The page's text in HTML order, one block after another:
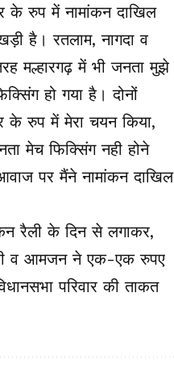
के रुप में नामांकन दाखिल
है। रतलाम, नागदा व
मल्हारगढ़ में भी जनता मुझे
हो गया है। दोनों
के रुप में मेरा चयन किया,
मेच फिक्सिंग नही होने
आवाज पर मैंने नामांकन दाखिल
रैली के दिन से लगाकर,
व आमजन ने एक-एक रुपए
परिवार की ताकत